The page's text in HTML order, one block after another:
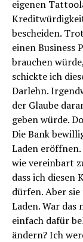
eigenen
bescheiden.
einen Business
brauchen
schickte ich
Darlehn.
der Glaube
geben würde.
Die Bank
Laden
wie vereinbart
dass ich diesen
dürfen. Aber
Laden. War das
einfach dafür
ändern? Ich